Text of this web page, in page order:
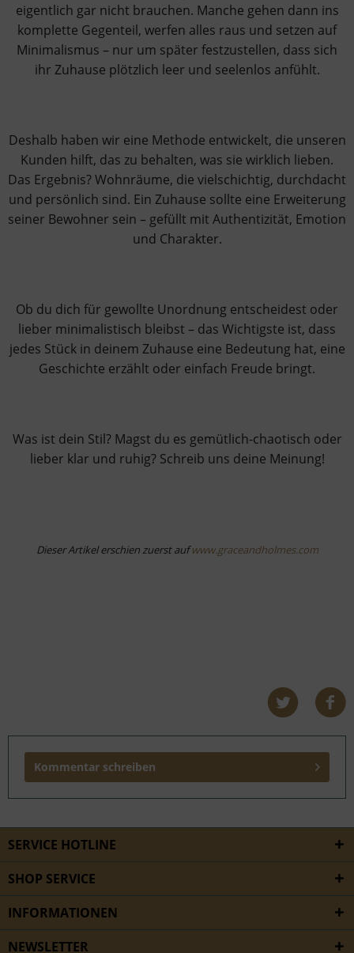
eigentlich gar nicht brauchen. Manche gehen dann ins
komplette Gegenteil, werfen alles raus und setzen auf
Minimalismus – nur um später festzustellen, dass sich
ihr Zuhause plötzlich leer und seelenlos anfühlt.
Deshalb haben wir eine Methode entwickelt, die unseren
Kunden hilft, das zu behalten, was sie wirklich lieben.
Das Ergebnis? Wohnräume, die vielschichtig, durchdacht
und persönlich sind. Ein Zuhause sollte eine Erweiterung
seiner Bewohner sein – gefüllt mit Authentizität, Emotion
und Charakter.
Ob du dich für gewollte Unordnung entscheidest oder
lieber minimalistisch bleibst – das Wichtigste ist, dass
jedes Stück in deinem Zuhause eine Bedeutung hat, eine
Geschichte erzählt oder einfach Freude bringt.
Was ist dein Stil? Magst du es gemütlich-chaotisch oder
lieber klar und ruhig? Schreib uns deine Meinung!
Dieser Artikel erschien zuerst aufwww.graceandholmes.com
Kommentar schreiben
SERVICE HOTLINE
SHOP SERVICE
INFORMATIONEN
NEWSLETTER